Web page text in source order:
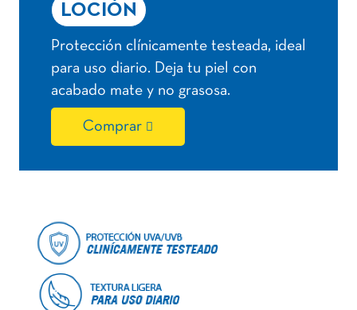
LOCIÓN
Protección clínicamente testeada, ideal
para uso diario. Deja tu piel con
acabado mate y no grasosa.
Comprar